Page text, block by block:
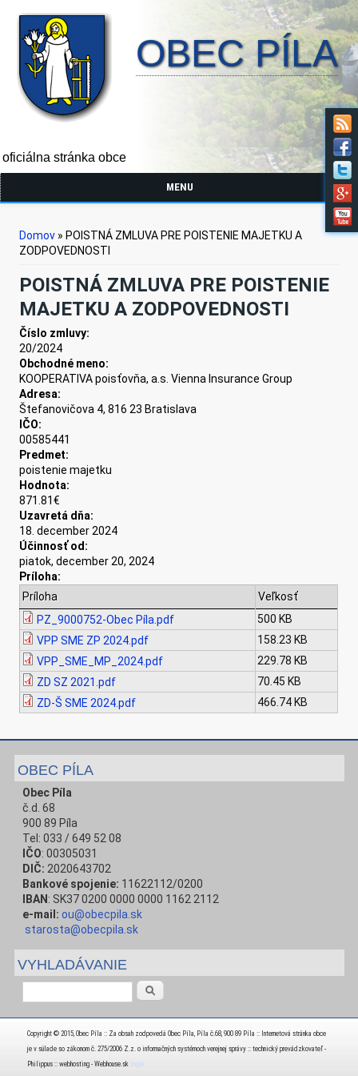
OBEC PÍLA
oficiálna stránka obce
MENU
Nachádzate sa tu
Domov » POISTNÁ ZMLUVA PRE POISTENIE MAJETKU A
ZODPOVEDNOSTI
POISTNÁ ZMLUVA PRE POISTENIE
MAJETKU A ZODPOVEDNOSTI
Číslo zmluvy:
20/2024
Obchodné meno:
KOOPERATIVA poisťovňa, a.s. Vienna Insurance Group
Adresa:
Štefanovičova 4, 816 23 Bratislava
IČO:
00585441
Predmet:
poistenie majetku
Hodnota:
871.81€
Uzavretá dňa:
18. december 2024
Účinnosť od:
piatok, december 20, 2024
Príloha:
Príloha
Veľkosť
PZ_9000752-Obec Píla.pdf
500 KB
VPP SME ZP 2024.pdf
158.23 KB
VPP_SME_MP_2024.pdf
229.78 KB
ZD SZ 2021.pdf
70.45 KB
ZD-Š SME 2024.pdf
466.74 KB
OBEC PÍLA
Obec Píla
č.d. 68
900 89 Píla
Tel: 033 / 649 52 08
IČO: 00305031
DIČ: 2020643702
Bankové spojenie: 11622112/0200
IBAN : SK37 0200 0000 0000 1162 2112
e-mail: ou@obecpila.sk
starosta@obecpila.sk
VYHLADÁVANIE
Copyright © 2015, Obec Píla :: Za obsah zodpovedá Obec Píla, Píla č.68, 900 89 Píla :: Internetová stránka obce
je v súlade so zákonom č. 275/2006 Z.z. o informačných systémoch verejnej správy :: technický prevádzkovateľ -
Philippus :: webhosting - Webhouse.sk login